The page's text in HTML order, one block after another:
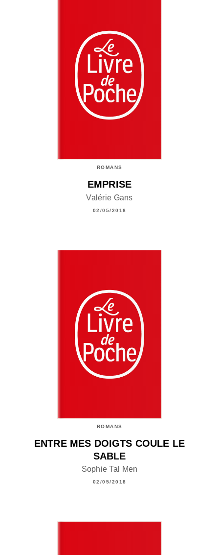
ROMANS
EMPRISE
Valérie Gans
02/05/2018
ROMANS
ENTRE MES DOIGTS COULE LE
SABLE
Sophie Tal Men
02/05/2018